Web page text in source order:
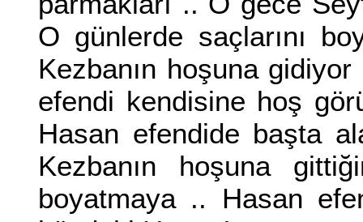
O günlerde saçlarını
Kezbanın hoşuna
efendi kendisine hoş
Hasan efendide başta
Kezbanın hoşuna
boyatmaya .. Hasan